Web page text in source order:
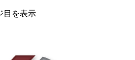
目を表示